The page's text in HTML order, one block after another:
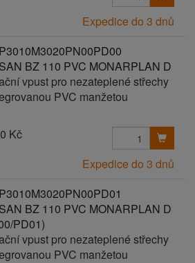
Expedice do 3 dnů
BZ 110 PVC MONARPLAN D
vpust pro nezateplené střechy
PVC manžetou
Kč
Expedice do 3 dnů
BZ 110 PVC MONARPLAN D
PD01)
vpust pro nezateplené střechy
PVC manžetou